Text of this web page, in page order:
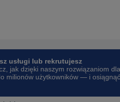
usługi lub rekrutujesz
jak dzięki naszym rozwiązaniom dla
milionów użytkowników — i osiągnąć